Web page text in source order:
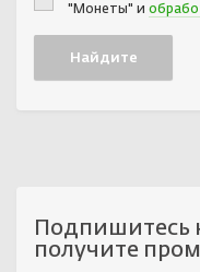
"Монеты" и
Подпишитесь
получите